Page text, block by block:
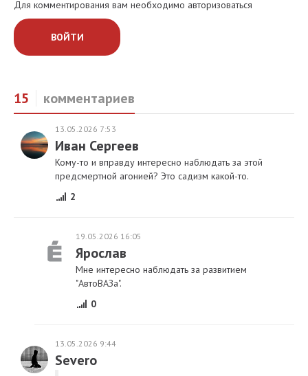
Для комментирования вам необходимо авторизоваться
ВОЙТИ
15 комментариев
13.05.2026 7:53
Иван Сергеев
Кому-то и вправду интересно наблюдать за этой
предсмертной агонией? Это садизм какой-то.
2
19.05.2026 16:05
Ярослав
Мне интересно наблюдать за развитием
"АвтоВАЗа".
0
13.05.2026 9:44
Severo